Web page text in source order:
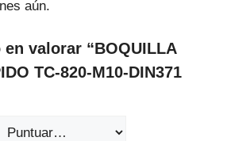
aún.
valorar “BOQUILLA
TC-820-M10-DIN371